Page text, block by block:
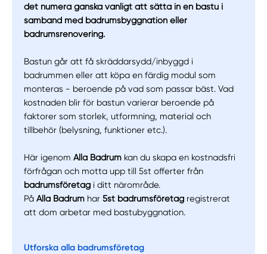
Manuellt Få hjälp
Välj tillvägagångssätt
det numera ganska vanligt att sätta in en bastu i
samband med badrumsbyggnation eller
badrumsrenovering.
Bastun går att få skräddarsydd/inbyggd i
badrummen eller att köpa en färdig modul som
monteras - beroende på vad som passar bäst. Vad
kostnaden blir för bastun varierar beroende på
faktorer som storlek, utformning, material och
tillbehör (belysning, funktioner etc.).
Här igenomAlla Badrum kan du skapa en kostnadsfri
förfrågan och motta upp till 5st offerter från
badrumsföretag i ditt närområde.
PåAlla Badrum har5st badrumsföretag registrerat
att dom arbetar med bastubyggnation.
Utforska alla badrumsföretag